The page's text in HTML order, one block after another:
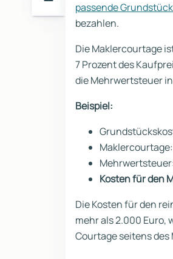
drucken
passende
bezahlen.
Die Maklercourtage
7 Prozent des
die Mehrwertsteuer
Beispiel:
Kosten für den
Die Kosten für den
mehr als 2.000 Euro,
Courtage seitens